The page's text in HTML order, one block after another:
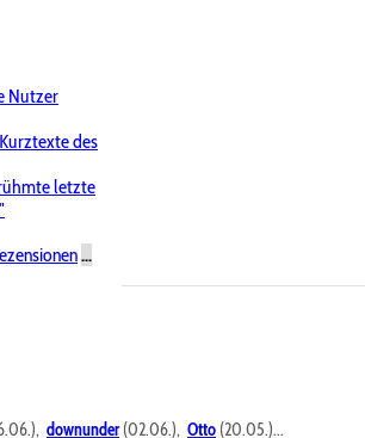
Nutzer
Kurztexte des
letzte
...
downunder(02.06.), Otto (20.05.)...